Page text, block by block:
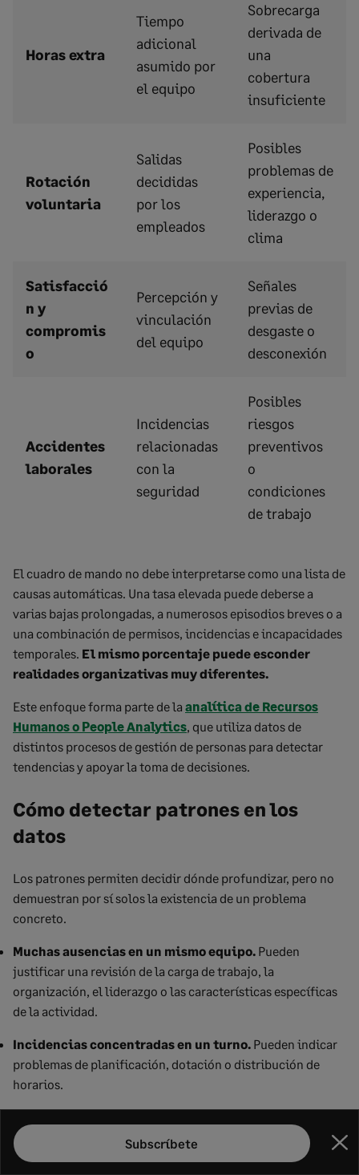
Horas extra
Tiempo
adicional
asumido por
el equipo
Sobrecarga
derivada de
una
cobertura
insuficiente
Rotación
voluntaria
Salidas
decididas
por los
empleados
Posibles
problemas de
experiencia,
liderazgo o
clima
Satisfacció
n y
compromis
o
Percepción y
vinculación
del equipo
Señales
previas de
desgaste o
desconexión
Accidentes
laborales
Incidencias
relacionadas
con la
seguridad
Posibles
riesgos
preventivos
o
condiciones
de trabajo
El cuadro de mando no debe interpretarse como una lista de
causas automáticas. Una tasa elevada puede deberse a
varias bajas prolongadas, a numerosos episodios breves o a
una combinación de permisos, incidencias e incapacidades
temporales. El mismo porcentaje puede esconder
realidades organizativas muy diferentes.
Este enfoque forma parte de la analítica de Recursos
Humanos o People Analytics, que utiliza datos de
distintos procesos de gestión de personas para detectar
tendencias y apoyar la toma de decisiones.
Cómo detectar patrones en los
datos
Los patrones permiten decidir dónde profundizar, pero no
demuestran por sí solos la existencia de un problema
concreto.
Muchas ausencias en un mismo equipo. Pueden
justificar una revisión de la carga de trabajo, la
organización, el liderazgo o las características específicas
de la actividad.
Incidencias concentradas en un turno. Pueden indicar
problemas de planificación, dotación o distribución de
horarios.
Puede reflejar dificultades para cubrir puestos y una
sobrecarga sostenida del resto del equipo.
Subscríbete